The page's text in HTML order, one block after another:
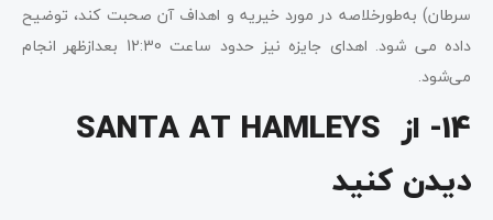
سرطان) به‌طورخلاصه در مورد خیریه و اهداف آن صحبت کند، توضیح
داده می شود. اهدای جایزه نیز حدود ساعت 12:30 بعدازظهر انجام
می‌شود.
دیدن کنید